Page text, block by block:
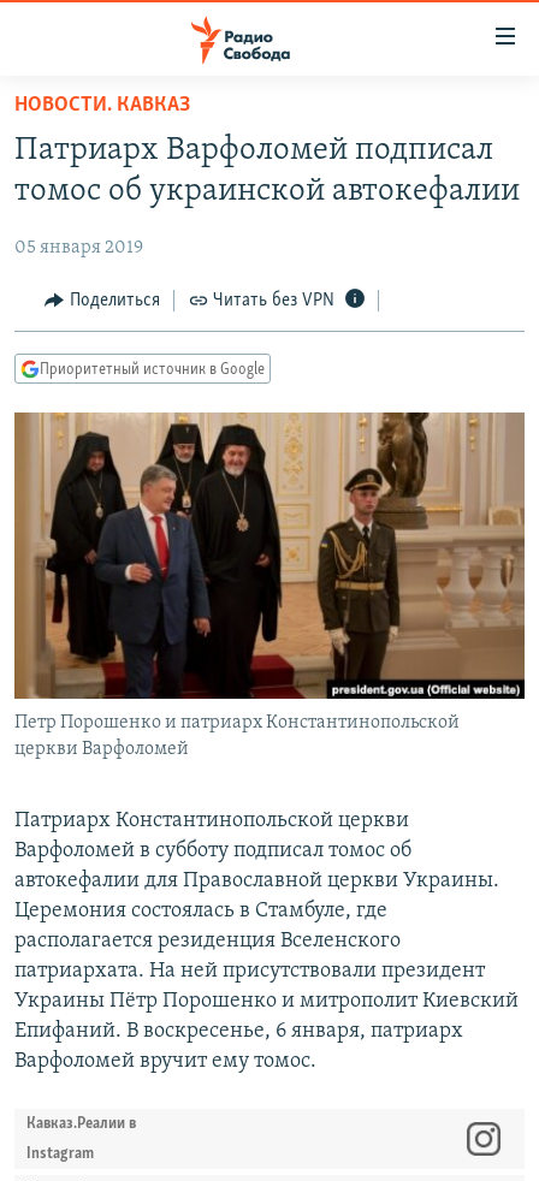
упрощенного
доступа
основному
Вернутся
главной
навигации
Вернутся
поиску
ПОДКАСТЫ
АВТОРСКИЕ ПРОЕКТЫ
ЦИТАТЫ СВОБОДЫ
МНЕНИЯ
IDEL.РЕАЛИИ
КАВКАЗ.РЕАЛИИ
СЕВЕР.РЕАЛИИ
СИБИРЬ.РЕАЛИИ
РАСПИСАНИЕ ВЕЩАНИЯ
ПОДПИШИТЕСЬ НА РАССЫЛКУ
СОЦИАЛЬНЫЕ СЕТИ
Все сайты РСЕ/РС
НОВОСТИ. КАВКАЗ
Патриарх Варфоломей подписал
томос об украинской автокефалии
05 января 2019
Поделиться Читать без VPN
Приоритетный источник в Google
Петр Порошенко и патриарх Константинопольской
церкви Варфоломей
Патриарх Константинопольской церкви
Варфоломей в субботу подписал томос об
автокефалии для Православной церкви Украины.
Церемония состоялась в Стамбуле, где
располагается резиденция Вселенского
патриархата. На ней присутствовали президент
Украины Пётр Порошенко и митрополит Киевский
Епифаний. В воскресенье, 6 января, патриарх
Варфоломей вручит ему томос.
Кавказ.Реалии в
Instagram